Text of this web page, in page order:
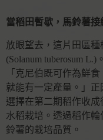
當稻田暫歇，馬鈴薯
放眼望去，這片田區
(Solanum tuberosum L. )
「克尼伯既可作為鮮
就能有一定產量。」
選擇在第二期稻作收
水稻栽培。透過稻作
鈴薯的栽培品質。